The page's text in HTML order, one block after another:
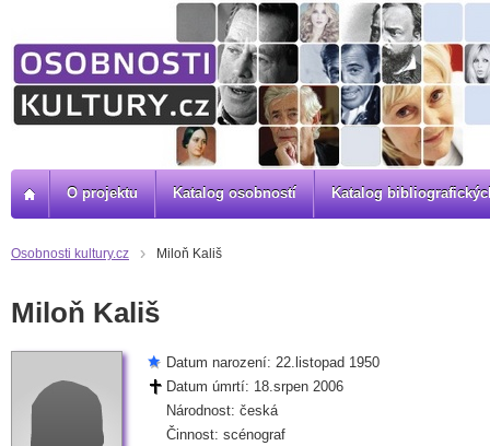
Osobnosti kultury.cz Miloň Kališ
Miloň Kališ
Datum narození: 22.listopad 1950
Datum úmrtí: 18.srpen 2006
Národnost: česká
Činnost: scénograf
O projektu Katalog osobností Katalog